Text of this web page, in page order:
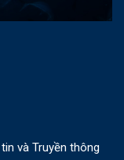
và Truyền thông